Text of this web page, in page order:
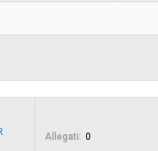
a
€ 171.810,00
a
-
Allegati: 0